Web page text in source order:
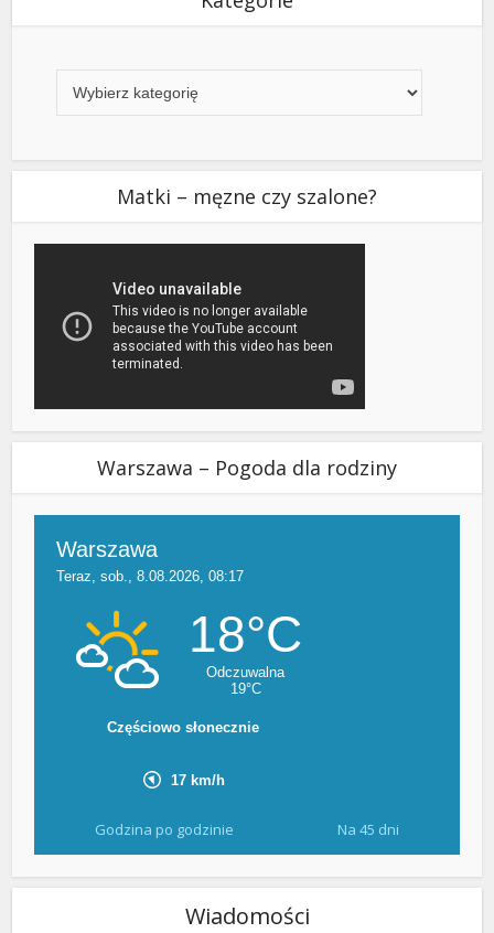
Matki – męzne czy szalone?
Warszawa – Pogoda dla rodziny
Godzina po godzinie Na 45 dni
Wiadomości